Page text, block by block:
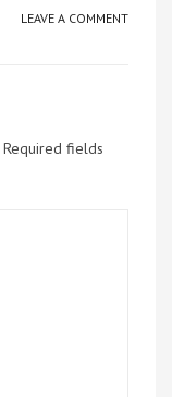
LEAVE A COMMENT
Required fields